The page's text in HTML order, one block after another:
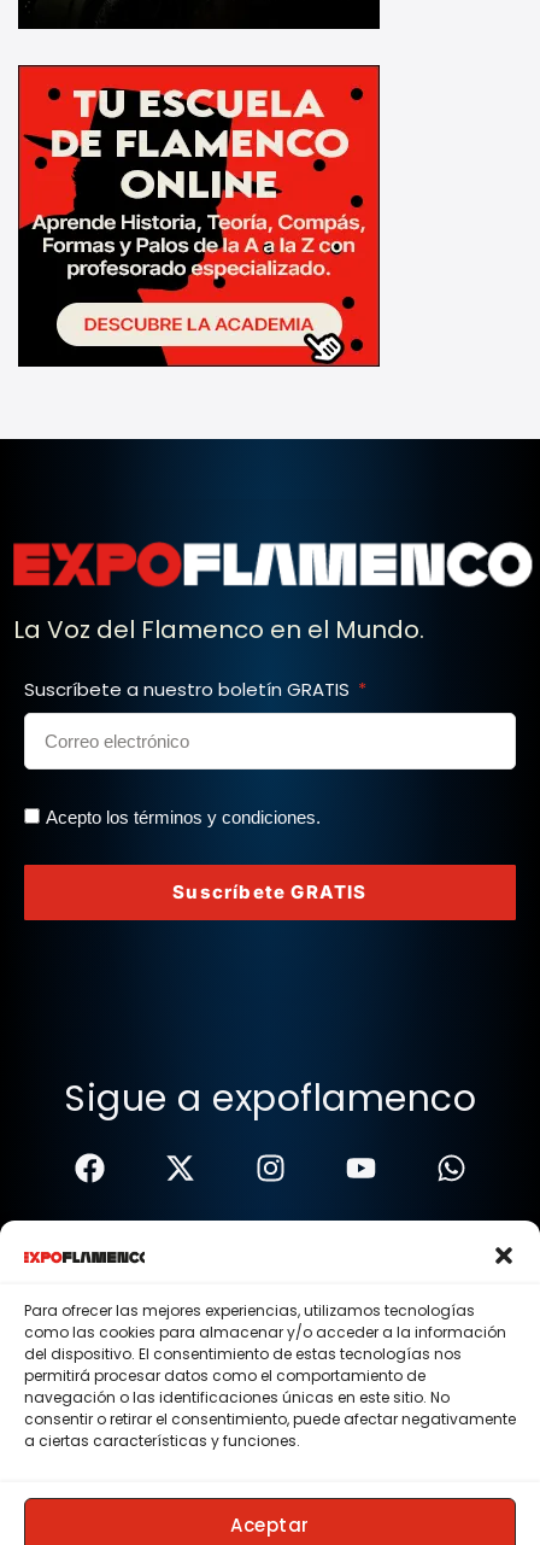
Para ofrecer las mejores experiencias, utilizamos tecnologías
como las cookies para almacenar y/o acceder a la información
del dispositivo. El consentimiento de estas tecnologías nos
permitirá procesar datos como el comportamiento de
navegación o las identificaciones únicas en este sitio. No
consentir o retirar el consentimiento, puede afectar negativamente
a ciertas características y funciones.
Aceptar
La Voz del Flamenco en el Mundo.
Suscríbete a nuestro boletín GRATIS
Acepto los términos y condiciones.
Suscríbete GRATIS
Sigue a expoflamenco
Términos Y Condiciones
Política De Privacidad
Política De Cookies
Aviso Legal
© 2015 - 2026 . Todos los derechos reservados.
Contacto